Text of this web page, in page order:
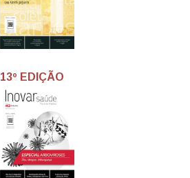
13º EDIÇÃO